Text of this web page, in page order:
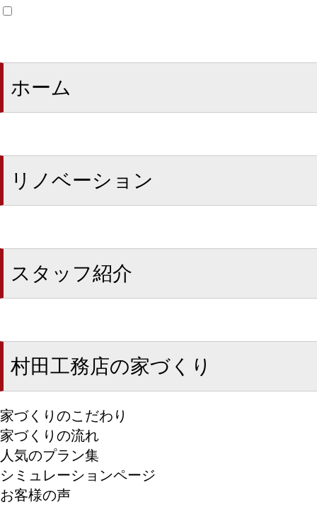
ホーム
リノベーション
スタッフ紹介
村田工務店の家づくり
家づくりのこだわり
家づくりの流れ
人気のプラン集
シミュレーションページ
お客様の声